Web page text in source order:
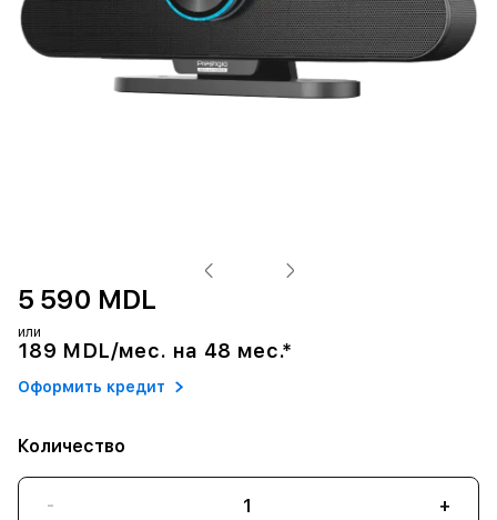
5 590 MDL
или
189 MDL/мес. на 48 мес.*
Оформить кредит
Количество
- +